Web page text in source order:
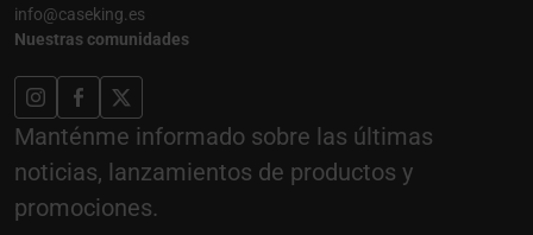
info@caseking.es
Nuestras comunidades
Manténme informado sobre las últimas
noticias, lanzamientos de productos y
promociones.